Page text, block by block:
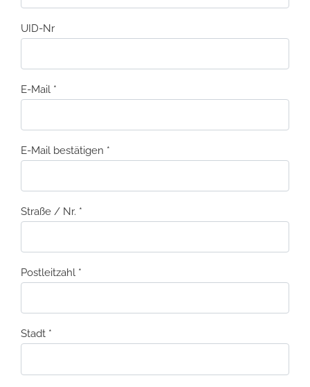
UID-Nr
E-Mail *
E-Mail bestätigen *
Straße / Nr. *
Postleitzahl *
Stadt *